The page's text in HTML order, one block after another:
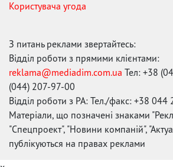
Користувача угода
З питань реклами звертайтесь:
Відділ роботи з прямими клієнтами:
reklama@mediadim.com.ua Тел: +38
(044) 207-97-00
Відділ роботи з РА: Тел./факс: +38
Матеріали, що позначені знаками
"Спецпроект", "Новини компаній",
публікуються на правах реклами